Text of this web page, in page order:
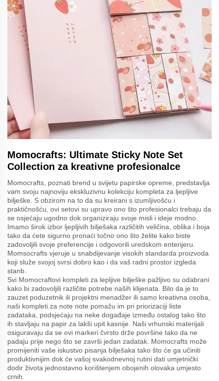
Momocrafts: Ultimate Sticky Note Set
Collection za kreativne profesionalce
Momocrafts, poznati brend u svijetu papirske opreme, predstavlja
vam svoju najnoviju ekskluzivnu kolekciju kompleta za ljepljive
bilješke. S obzirom na to da su kreirani s izumljivošću i
praktičnošću, ovi setovi su upravo ono što profesionalci trebaju da
se osjećaju ugodno dok organiziraju svoje misli i ideje modno.
Imamo širok izbor ljepljivih bilješaka različitih veličina, oblika i boja
tako da ćete sigurno pronaći točno ono što želite kako biste
zadovoljili svoje preferencije i odgovorili uredskom enterijeru.
Momsocrafts vjeruje u snabdijevanje visokih standarda proizvoda
koji služe svojoj svrsi dobro kao i da vaš radni prostor izgleda
stanb.
Svi Momocraftovi kompleti za lepljive bilješke pažljivo su odabrani
kako bi zadovoljili različite potrebe naših klijenata. Bilo da je to
zauzet poduzetnik ili projektni menadžer ili samo kreativna osoba,
naši kompleti za note note pomažu im pri priorizaciji liste
zadataka, podsjećaju na neke događaje između ostalog tako što
ih stavljaju na papir za lakši upit kasnije. Naši vrhunski materijali
osiguravaju da se ovi markeri čvrsto drže površine tako da ne
padaju prije nego što se završi jedan zadatak. Momocrafts može
promijeniti vaše iskustvo pisanja bilješaka tako što će ga učiniti
produktivnijim dok će vašoj svakodnevnoj rutini dati umjetnički
dodir života jednostavno korištenjem obojenih olovaka umjesto
crnih.